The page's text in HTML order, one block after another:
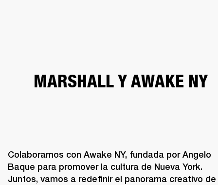
MARSHALL Y AWAKE NY
Colaboramos con Awake NY, fundada por Angelo
Baque para promover la cultura de Nueva York.
Juntos, vamos a redefinir el panorama creativo de